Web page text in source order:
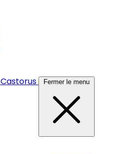
Castorus Fermer le menu